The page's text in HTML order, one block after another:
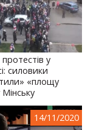
у
силовики
«площу
14/11/2020